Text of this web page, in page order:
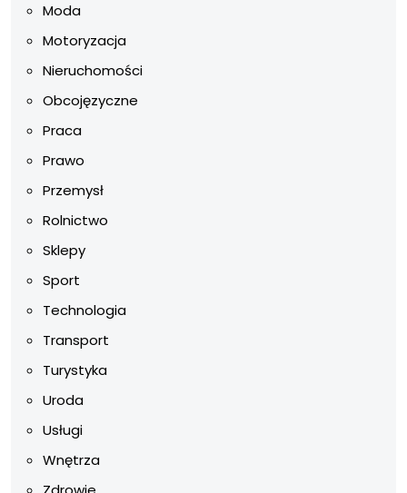
Moda
Motoryzacja
Nieruchomości
Obcojęzyczne
Praca
Prawo
Przemysł
Rolnictwo
Sklepy
Sport
Technologia
Transport
Turystyka
Uroda
Usługi
Wnętrza